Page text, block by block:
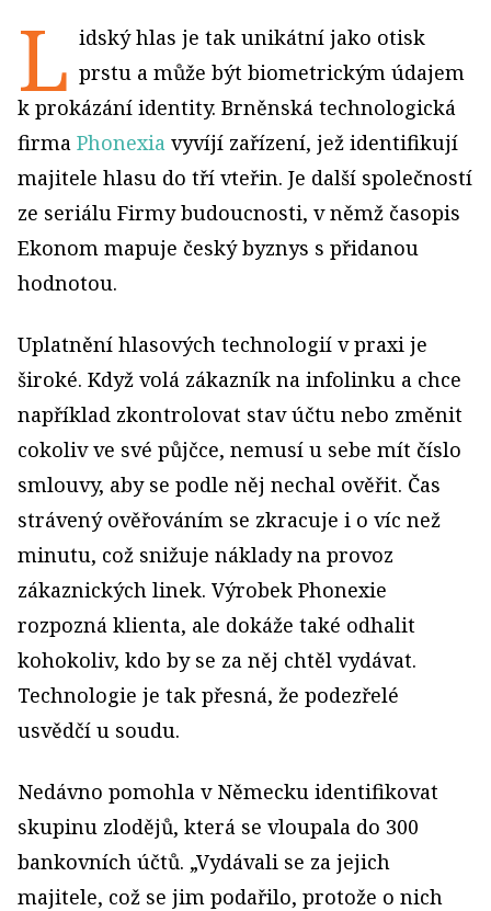
L idský hlas je tak unikátní jako otisk
prstu a může být biometrickým údajem
k prokázání identity. Brněnská technologická
firma Phonexia vyvíjí zařízení, jež identifikují
majitele hlasu do tří vteřin. Je další společností
ze seriálu Firmy budoucnosti, v němž časopis
Ekonom mapuje český byznys s přidanou
hodnotou.
Uplatnění hlasových technologií v praxi je
široké. Když volá zákazník na infolinku a chce
například zkontrolovat stav účtu nebo změnit
cokoliv ve své půjčce, nemusí u sebe mít číslo
smlouvy, aby se podle něj nechal ověřit. Čas
strávený ověřováním se zkracuje i o víc než
minutu, což snižuje náklady na provoz
zákaznických linek. Výrobek Phonexie
rozpozná klienta, ale dokáže také odhalit
kohokoliv, kdo by se za něj chtěl vydávat.
Technologie je tak přesná, že podezřelé
usvědčí u soudu.
Nedávno pomohla v Německu identifikovat
skupinu zlodějů, která se vloupala do 300
bankovních účtů. „Vydávali se za jejich
majitele, což se jim podařilo, protože o nich